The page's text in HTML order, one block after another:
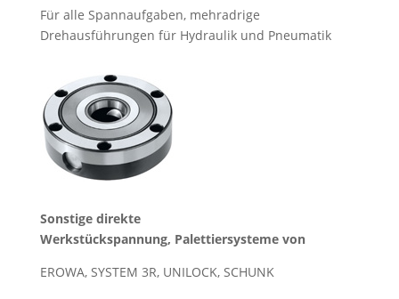
Für alle Spannaufgaben, mehradrige
Drehausführungen für Hydraulik und Pneumatik
Sonstige direkte
Werkstückspannung, Palettiersysteme von
EROWA, SYSTEM 3R, UNILOCK, SCHUNK